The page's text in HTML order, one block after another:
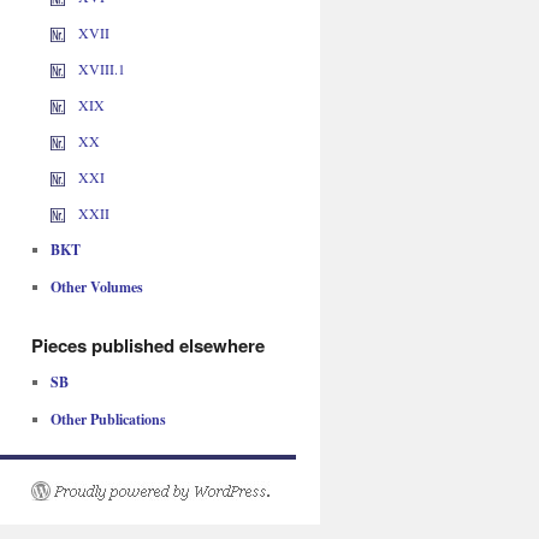
XVII
XVIII.1
XIX
XX
XXI
XXII
BKT
Other Volumes
Pieces published elsewhere
SB
Other Publications